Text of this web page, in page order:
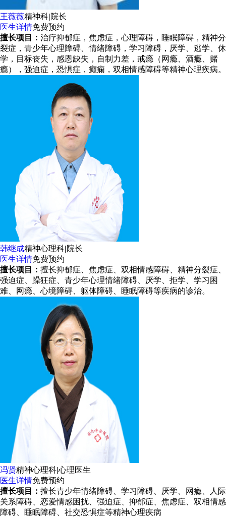
王薇薇精神科|院长
医生详情免费预约
擅长项目： 治疗抑郁症，焦虑症，心理障碍，睡眠障碍，精神分
裂症，青少年心理障碍、情绪障碍，学习障碍，厌学、逃学、休
学，目标丧失，感恩缺失，自制力差，戒瘾（网瘾、酒瘾、赌
瘾），强迫症，恐惧症，癫痫，双相情感障碍等精神心理疾病。
韩继成精神心理科|院长
医生详情免费预约
擅长项目： 擅长抑郁症、焦虑症、双相情感障碍、精神分裂症、
强迫症、躁狂症、青少年心理情绪障碍、厌学、拒学、学习困
难、网瘾、心境障碍、躯体障碍、睡眠障碍等疾病的诊治。
冯贤精神心理科|心理医生
医生详情免费预约
擅长项目： 擅长青少年情绪障碍、学习障碍、厌学、网瘾、人际
关系障碍、恋爱情感困扰、强迫症、抑郁症、焦虑症、双相情感
障碍、睡眠障碍、社交恐惧症等精神心理疾病